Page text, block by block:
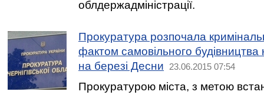
облдержадміністрації.
Прокуратура розпочала
фактом самовільного будівництва
на березі Десни
23.06.2015 07:54
Прокуратурою міста, з метою